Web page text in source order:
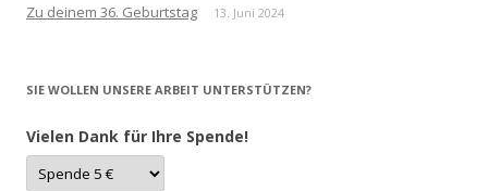
Zu deinem 36. Geburtstag 13. Juni 2024
SIE WOLLEN UNSERE ARBEIT UNTERSTÜTZEN?
Vielen Dank für Ihre Spende!